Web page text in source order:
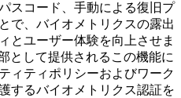
スコード、手動による復旧プ
で、バイオメトリクスの露出
とユーザー体験を向上させま
として提供されるこの機能に
ィティポリシーおよびワーク
するバイオメトリクス認証を